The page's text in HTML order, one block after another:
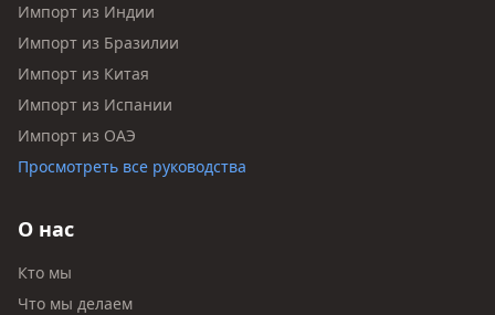
Импорт из Индии
Импорт из Бразилии
Импорт из Китая
Импорт из Испании
Импорт из ОАЭ
Просмотреть все руководства
О нас
Кто мы
Что мы делаем